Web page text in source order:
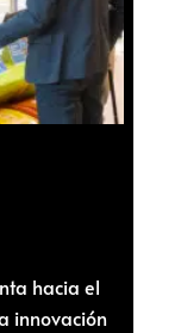
hacia el
innovación